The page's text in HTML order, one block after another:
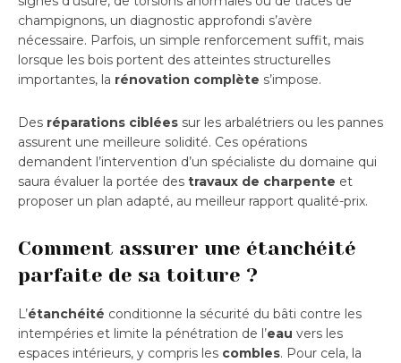
champignons, un diagnostic approfondi s’avère
nécessaire. Parfois, un simple renforcement suffit, mais
lorsque les bois portent des atteintes structurelles
importantes, la rénovation complète s’impose.
Des réparations ciblées sur les arbalétriers ou les pannes
assurent une meilleure solidité. Ces opérations
demandent l’intervention d’un spécialiste du domaine qui
saura évaluer la portée des travaux de charpente et
proposer un plan adapté, au meilleur rapport qualité-prix.
Comment assurer une étanchéité
parfaite de sa toiture ?
L’étanchéité conditionne la sécurité du bâti contre les
intempéries et limite la pénétration de l’eau vers les
espaces intérieurs, y compris les combles. Pour cela, la